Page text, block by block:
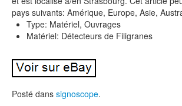
pays suivants: Amérique, Europe, Asie,
Type: Matériel, Ouvrages
Matériel: Détecteurs de Filigranes
Posté dans signoscope.